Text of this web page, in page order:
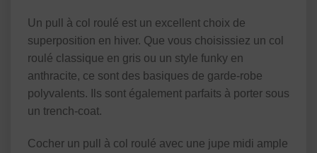
Un pull à col roulé est un excellent choix de
superposition en hiver. Que vous choisissiez un col
roulé classique en gris ou un style funky en
anthracite, ce sont des basiques de garde-robe
polyvalents. Ils sont également parfaits à porter sous
un trench-coat.
Cocher un pull à col roulé avec une jupe midi ample